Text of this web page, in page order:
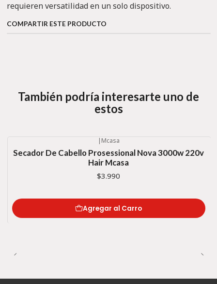
requieren versatilidad en un solo dispositivo.
COMPARTIR ESTE PRODUCTO
También podría interesarte uno de
estos
| Mcasa
Secador De Cabello Prosessional Nova 3000w 220v
Hair Mcasa
$3.990
Agregar al Carro